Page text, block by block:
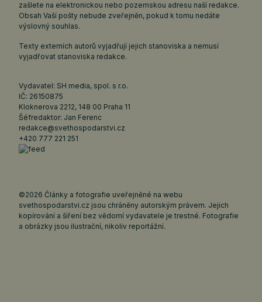
zašlete na elektronickou nebo pozemskou adresu naší redakce.
Obsah Vaší pošty nebude zveřejněn, pokud k tomu nedáte
výslovný souhlas.
Texty externích autorů vyjadřují jejich stanoviska a nemusí
vyjadřovat stanoviska redakce.
Vydavatel: SH media, spol. s r.o.
IČ: 26150875
Kloknerova 2212, 148 00 Praha 11
Šéfredaktor: Jan Ferenc
redakce@svethospodarstvi.cz
+420 777 221 251
©2026 Články a fotografie uveřejněné na webu
svethospodarstvi.cz jsou chráněny autorským právem. Jejich
kopírování a šíření bez vědomí vydavatele je trestné. Fotografie
a obrázky jsou ilustrační, nikoliv reportážní.